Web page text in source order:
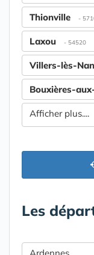
Thionville -
Laxou - 54520
Villers-lès-
Bouxières-
Afficher plus....
Les